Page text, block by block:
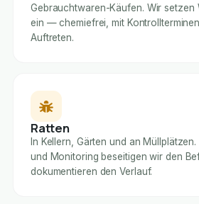
Gebrauchtwaren-Käufen. Wir setzen
ein — chemiefrei, mit
Auftreten.
Ratten
In Kellern, Gärten und an
und Monitoring beseitigen wir den
dokumentieren den Verlauf.